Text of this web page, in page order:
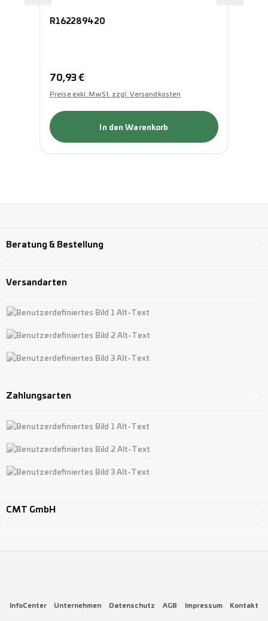
R162289420
Regulärer Preis:
70,93 €
Preise exkl. MwSt. zzgl. Versandkosten
In den Warenkorb
Beratung & Bestellung
Versandarten
Benutzerdefiniertes Bild 1
Benutzerdefiniertes Bild 2
Zahlungsarten
Benutzerdefiniertes Bild 1
Benutzerdefiniertes Bild 2
CMT GmbH
InfoCenter Unternehmen Datenschutz AGB Impressum Kontakt